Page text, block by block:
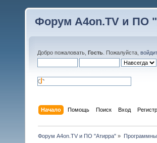
Форум A4on.TV и ПО
Добро пожаловать, Гость . Пожалуйста,
Начало Помощь Поиск Вход
Форум A4on.TV и ПО "Атирра" »